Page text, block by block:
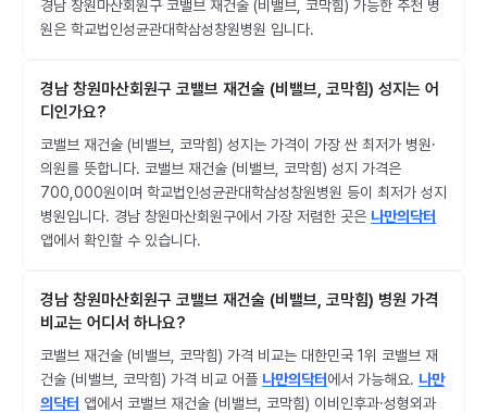
경남 창원마산회원구 코밸브 재건술 (비밸브, 코막힘) 가능한 추천 병
원은 학교법인성균관대학삼성창원병원 입니다.
경남 창원마산회원구 코밸브 재건술 (비밸브, 코막힘) 성지는 어
디인가요?
코밸브 재건술 (비밸브, 코막힘) 성지는 가격이 가장 싼 최저가 병원·
의원를 뜻합니다. 코밸브 재건술 (비밸브, 코막힘) 성지 가격은
700,000원이며 학교법인성균관대학삼성창원병원 등이 최저가 성지
병원입니다. 경남 창원마산회원구에서 가장 저렴한 곳은 나만의닥터
앱에서 확인할 수 있습니다.
경남 창원마산회원구 코밸브 재건술 (비밸브, 코막힘) 병원 가격
비교는 어디서 하나요?
코밸브 재건술 (비밸브, 코막힘) 가격 비교는 대한민국 1위 코밸브 재
건술 (비밸브, 코막힘) 가격 비교 어플 나만의닥터에서 가능해요. 나만
의닥터 앱에서 코밸브 재건술 (비밸브, 코막힘) 이비인후과·성형외과